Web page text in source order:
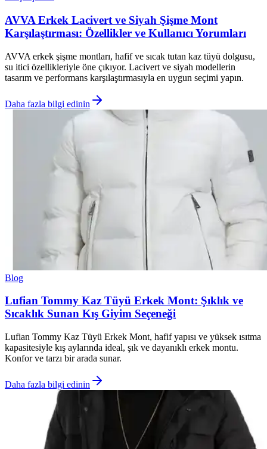
AVVA Erkek Lacivert ve Siyah Şişme Mont
Karşılaştırması: Özellikler ve Kullanıcı Yorumları
AVVA erkek şişme montları, hafif ve sıcak tutan kaz tüyü dolgusu,
su itici özellikleriyle öne çıkıyor. Lacivert ve siyah modellerin
tasarım ve performans karşılaştırmasıyla en uygun seçimi yapın.
Daha fazla bilgi edinin
Blog
Lufian Tommy Kaz Tüyü Erkek Mont: Şıklık ve
Sıcaklık Sunan Kış Giyim Seçeneği
Lufian Tommy Kaz Tüyü Erkek Mont, hafif yapısı ve yüksek ısıtma
kapasitesiyle kış aylarında ideal, şık ve dayanıklı erkek montu.
Konfor ve tarzı bir arada sunar.
Daha fazla bilgi edinin